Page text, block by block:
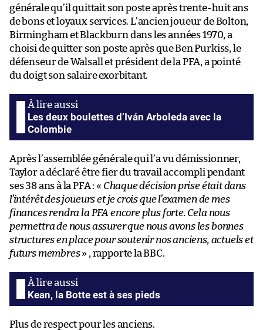
générale qu’il quittait son poste après trente-huit ans
de bons et loyaux services. L’ancien joueur de Bolton,
Birmingham et Blackburn dans les années 1970, a
choisi de quitter son poste après que Ben Purkiss, le
défenseur de Walsall et président de la PFA, a pointé
du doigt son salaire exorbitant.
Les deux boulettes d’Iván Arboleda avec la
Colombie
Après l’assemblée générale qui l’a vu démissionner,
Taylor a déclaré être fier du travail accompli pendant
ses 38 ans à la PFA : « Chaque décision prise était dans
l’intérêt des joueurs et je crois que l’examen de mes
finances rendra la PFA encore plus forte. Cela nous
permettra de nous assurer que nous avons les bonnes
structures en place pour soutenir nos anciens, actuels et
futurs membres» , rapporte la BBC.
Kean, la Botte est à ses pieds
Plus de respect pour les anciens.